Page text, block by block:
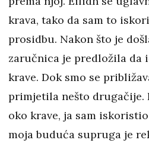
krava, tako da sam to
prosidbu. Nakon što je
zaručnica je predložila da
krave. Dok smo se
primjetila nešto drugačije.
oko krave, ja sam
moja buduća supruga je